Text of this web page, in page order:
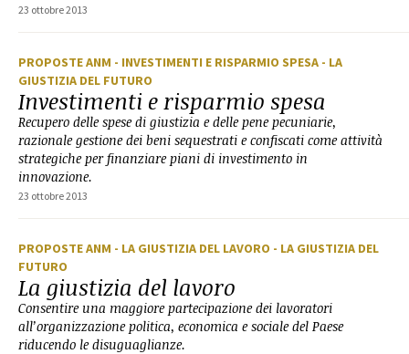
23 ottobre 2013
PROPOSTE ANM - INVESTIMENTI E RISPARMIO SPESA - LA
GIUSTIZIA DEL FUTURO
Investimenti e risparmio spesa
Recupero delle spese di giustizia e delle pene pecuniarie,
razionale gestione dei beni sequestrati e confiscati come attività
strategiche per finanziare piani di investimento in
innovazione.
23 ottobre 2013
PROPOSTE ANM - LA GIUSTIZIA DEL LAVORO - LA GIUSTIZIA DEL
FUTURO
La giustizia del lavoro
Consentire una maggiore partecipazione dei lavoratori
all’organizzazione politica, economica e sociale del Paese
riducendo le disuguaglianze.